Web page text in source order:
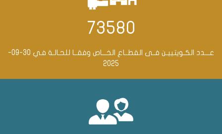
73580
عـــدد الكـويتييـن فــى القطــاع الخـــاص وفقــا للحـالـة فـي 30-09-
2025